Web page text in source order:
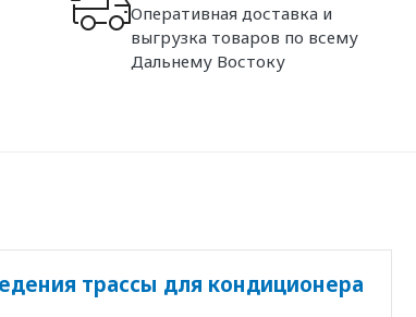
Оперативная доставка и
выгрузка товаров по всему
Дальнему Востоку
трассы для кондиционера